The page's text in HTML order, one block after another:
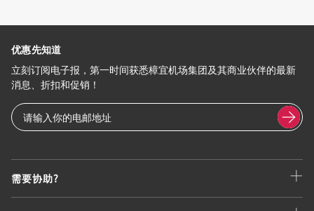
需要协助?
优惠先知道
立刻订阅电子报，第一时间获悉樟宜机场集团及其商业伙伴的最新
消息、折扣和促销！